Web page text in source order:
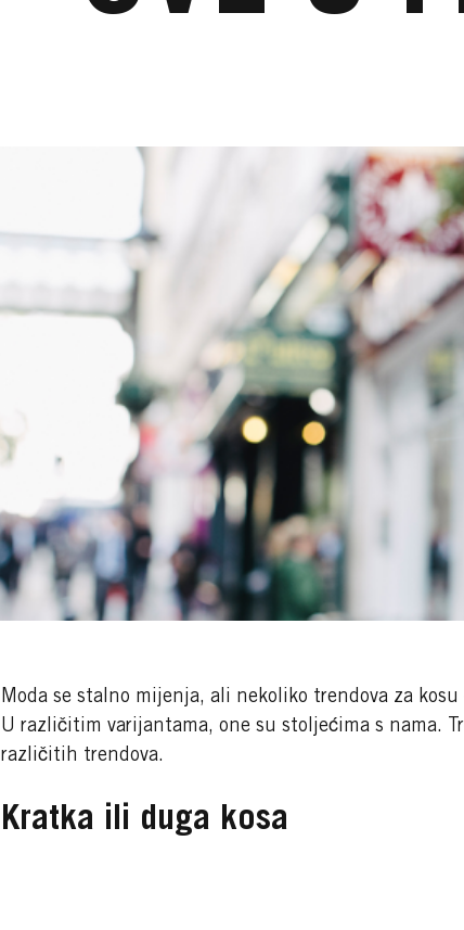
Moda se stalno mijenja, ali nekoliko trendova za
U različitim varijantama, one su stoljećima s nama.
različitih trendova.
Kratka ili duga kosa